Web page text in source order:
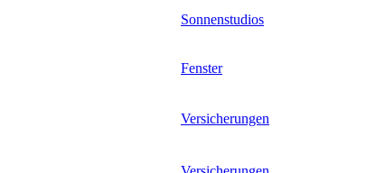
Sonnenstudios
Fenster
Versicherungen